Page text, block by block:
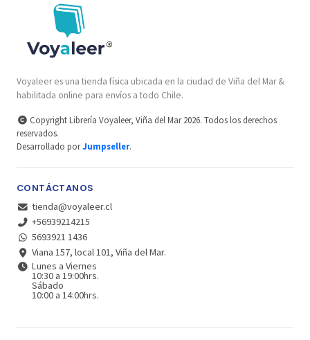
Voyaleer es una tienda física ubicada en la ciudad de Viña del Mar &
habilitada online para envíos a todo Chile.
Copyright Librería Voyaleer, Viña del Mar 2026. Todos los derechos
reservados.
Desarrollado porJumpseller.
CONTÁCTANOS
tienda@voyaleer.cl
+56939214215
5693921 1436
Viana 157, local 101, Viña del Mar.
Lunes a Viernes
10:30 a 19:00hrs.
Sábado
10:00 a 14:00hrs.